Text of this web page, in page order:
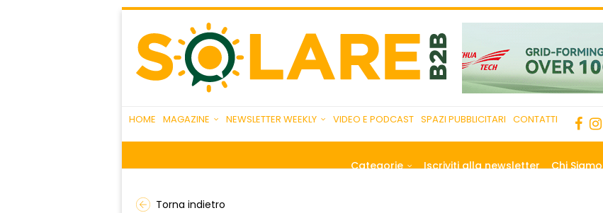
HOME MAGAZINE NEWSLETTER WEEKLY VIDEO E PODCAST SPAZI PUBBLICITARI CONTATTI
Categorie Iscriviti alla newsletter Chi Siamo
Torna indietro